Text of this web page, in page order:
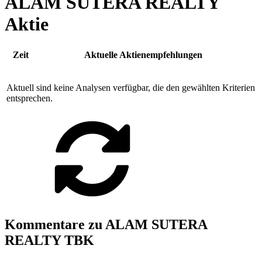
Aktie
Zeit Aktuelle Aktienempfehlungen
Aktuell sind keine Analysen verfügbar, die den gewählten Kriterien
entsprechen.
Kommentare zu ALAM SUTERA
REALTY TBK